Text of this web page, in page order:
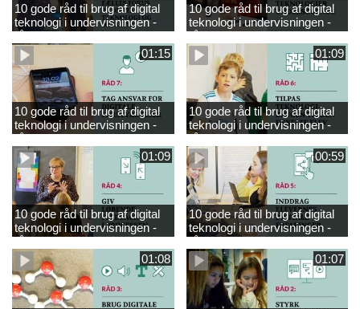
10 gode råd til brug af digital
teknologi i undervisningen -
råd 10
10 gode råd til brug af digital
teknologi i undervisningen -
råd 8
01:15
10 gode råd til brug af digital
teknologi i undervisningen -
råd 7
01:09
10 gode råd til brug af digital
teknologi i undervisningen -
råd 6
01:09
10 gode råd til brug af digital
teknologi i undervisningen -
råd 4
00:59
10 gode råd til brug af digital
teknologi i undervisningen -
råd 5
01:08
01:07